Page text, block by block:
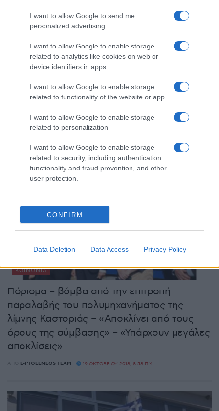
I want to allow Google to send me
personalized advertising.
I want to allow Google to enable storage
related to analytics like cookies on web or
device identifiers in apps.
I want to allow Google to enable storage
related to functionality of the website or app.
I want to allow Google to enable storage
related to personalization.
I want to allow Google to enable storage
related to security, including authentication
functionality and fraud prevention, and other
user protection.
CONFIRM
Data Deletion Data Access Privacy Policy
Το πόρισμα της επιτροπής που δεν
παραλαμβάνει το πολυμηχάνημα για τη
λίμνη Καστοριάς
E-PTOLEMEOS TEAM 19 ΟΚΤΩΒΡΊΟΥ 2018, 10:47 ΠΜ
Το 2ο βραβείο απέσπασε το 4ο
Νηπιαγωγείο Κοζάνης στον μαθητικό
διαγωνισμό “Europe in my Region”
E-PTOLEMEOS TEAM 19 ΟΚΤΩΒΡΊΟΥ 2018, 10:05 ΠΜ
ΚΟΙΝΩΝΊΑ
Πόρισμα – βόμβα από την επιτροπή
παραλαβής του πολυμηχανήματος της
λίμνης Καστοριάς – «Αποκλίνει από τους
όρους της σύμβασης» – «Υπάρχουν μεγάλες
αποκλίσεις»
ΑΠΌ E-PTOLEMEOS TEAM 19 ΟΚΤΩΒΡΊΟΥ 2018, 8:58 ΠΜ